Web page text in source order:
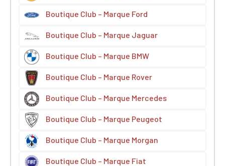
Boutique Club – Marque Ford
Boutique Club – Marque Jaguar
Boutique Club – Marque BMW
Boutique Club – Marque Rover
Boutique Club – Marque Mercedes
Boutique Club – Marque Peugeot
Boutique Club – Marque Morgan
Boutique Club – Marque Fiat